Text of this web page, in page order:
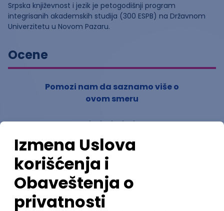
Srpska književnost i jezik je petogodišnji program
integrisanih akademskih studija (300 ESPB) na Državnom
Univerzitetu u Novom Pazaru.
Ocene
Pomozi nam da saznamo više o
ovom smeru
( 0ocena)
Ostavi ocenu
Nastavni kadar